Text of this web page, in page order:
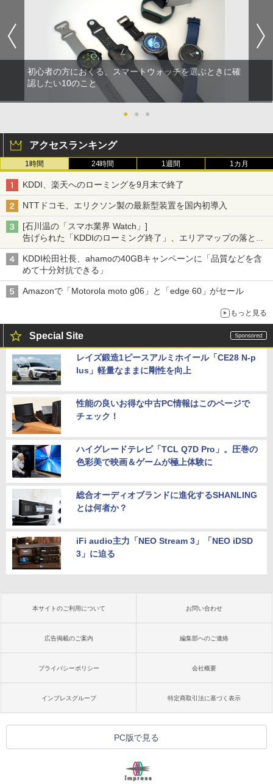
初心者の方におくる、スマートウォッチを選ぶときに確
認したい10のこと
● ● ●
アクセスランキング
1時間 24時間 1週間 1カ月
KDDI、楽天へのローミングを9月末で終了
NTTドコモ、エリクソン製の最新型装置を国内初導入
[石川温の「スマホ業界 Watch」]
告げられた「KDDIのローミング終了」、エリアマップの落とし
穴と楽天モバイルの課題
KDDI松田社長、ahamoの40GBキャンペーンに「品質などを含
めて十分対抗できる」
Amazonで「Motorola moto g06」と「edge 60」がセール
もっと見る
Special Site
レイズ鍛造1ピースアルミホイール「CE28 N-p
lus」軽量なままに剛性を向上
性能の良いお得な中古PC情報はこのページで
チェック！
ハイグレードテレビ「TCL Q7D Pro」。圧巻の
色彩美で映画＆ゲームが極上体験に
総合オーディオブランドに進化するSHANLING
とは何者か？
iFi audio主力「NEO Stream 3」「NEO iDSD
3」に迫る
本サイトのご利用について お問い合わせ
広告掲載のご案内 編集部へのご連絡
プライバシーポリシー 会社概要
インプレスグループ 特定商取引法に基づく表示
PC版で見る